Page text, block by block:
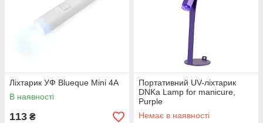
Ліхтарик УФ Blueque Mini 4A
В наявності
113 ₴
Портативний UV-ліхтарик
DNKa Lamp for manicure,
Purple
Немає в наявності